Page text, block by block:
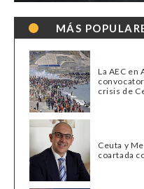
MÁS
La AEC en
crisis de
Ceuta y
coartada